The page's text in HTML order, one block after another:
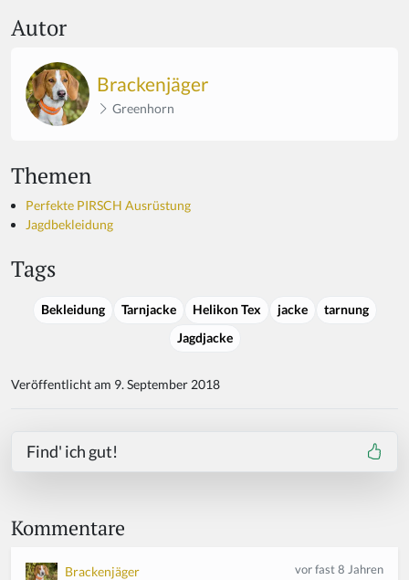
Autor
Brackenjäger
Greenhorn
Themen
Perfekte PIRSCH Ausrüstung
Jagdbekleidung
Tags
Bekleidung Tarnjacke Helikon Tex jacke
tarnung
Jagdjacke
Veröffentlicht am 9. September 2018
Find' ich gut!
Kommentare
Brackenjäger vor fast 8 Jahren